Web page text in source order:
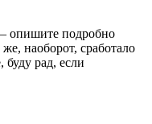
опишите подробно
наоборот, сработало
буду рад, если